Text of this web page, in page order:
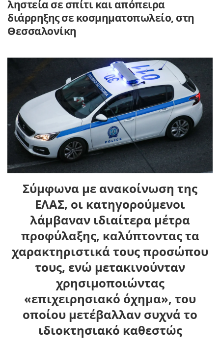
ληστεία σε σπίτι και απόπειρα
διάρρηξης σε κοσμηματοπωλείο, στη
Θεσσαλονίκη
Σύμφωνα με ανακοίνωση της
ΕΛΑΣ, οι κατηγορούμενοι
λάμβαναν ιδιαίτερα μέτρα
προφύλαξης, καλύπτοντας τα
χαρακτηριστικά τους προσώπου
τους, ενώ μετακινούνταν
χρησιμοποιώντας
«επιχειρησιακό όχημα», του
οποίου μετέβαλλαν συχνά το
ιδιοκτησιακό καθεστώς